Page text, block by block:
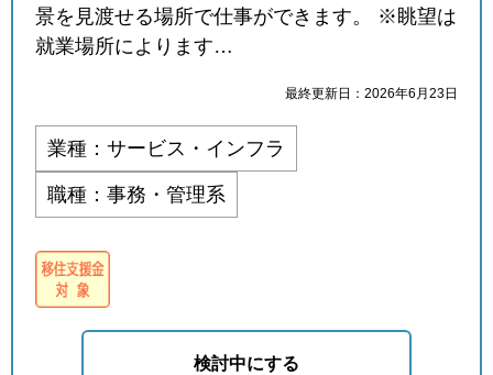
景を見渡せる場所で仕事ができます。 ※眺望は
就業場所によります…
最終更新日：2026年6月23日
業種：サービス・インフラ
職種：事務・管理系
検討中にする